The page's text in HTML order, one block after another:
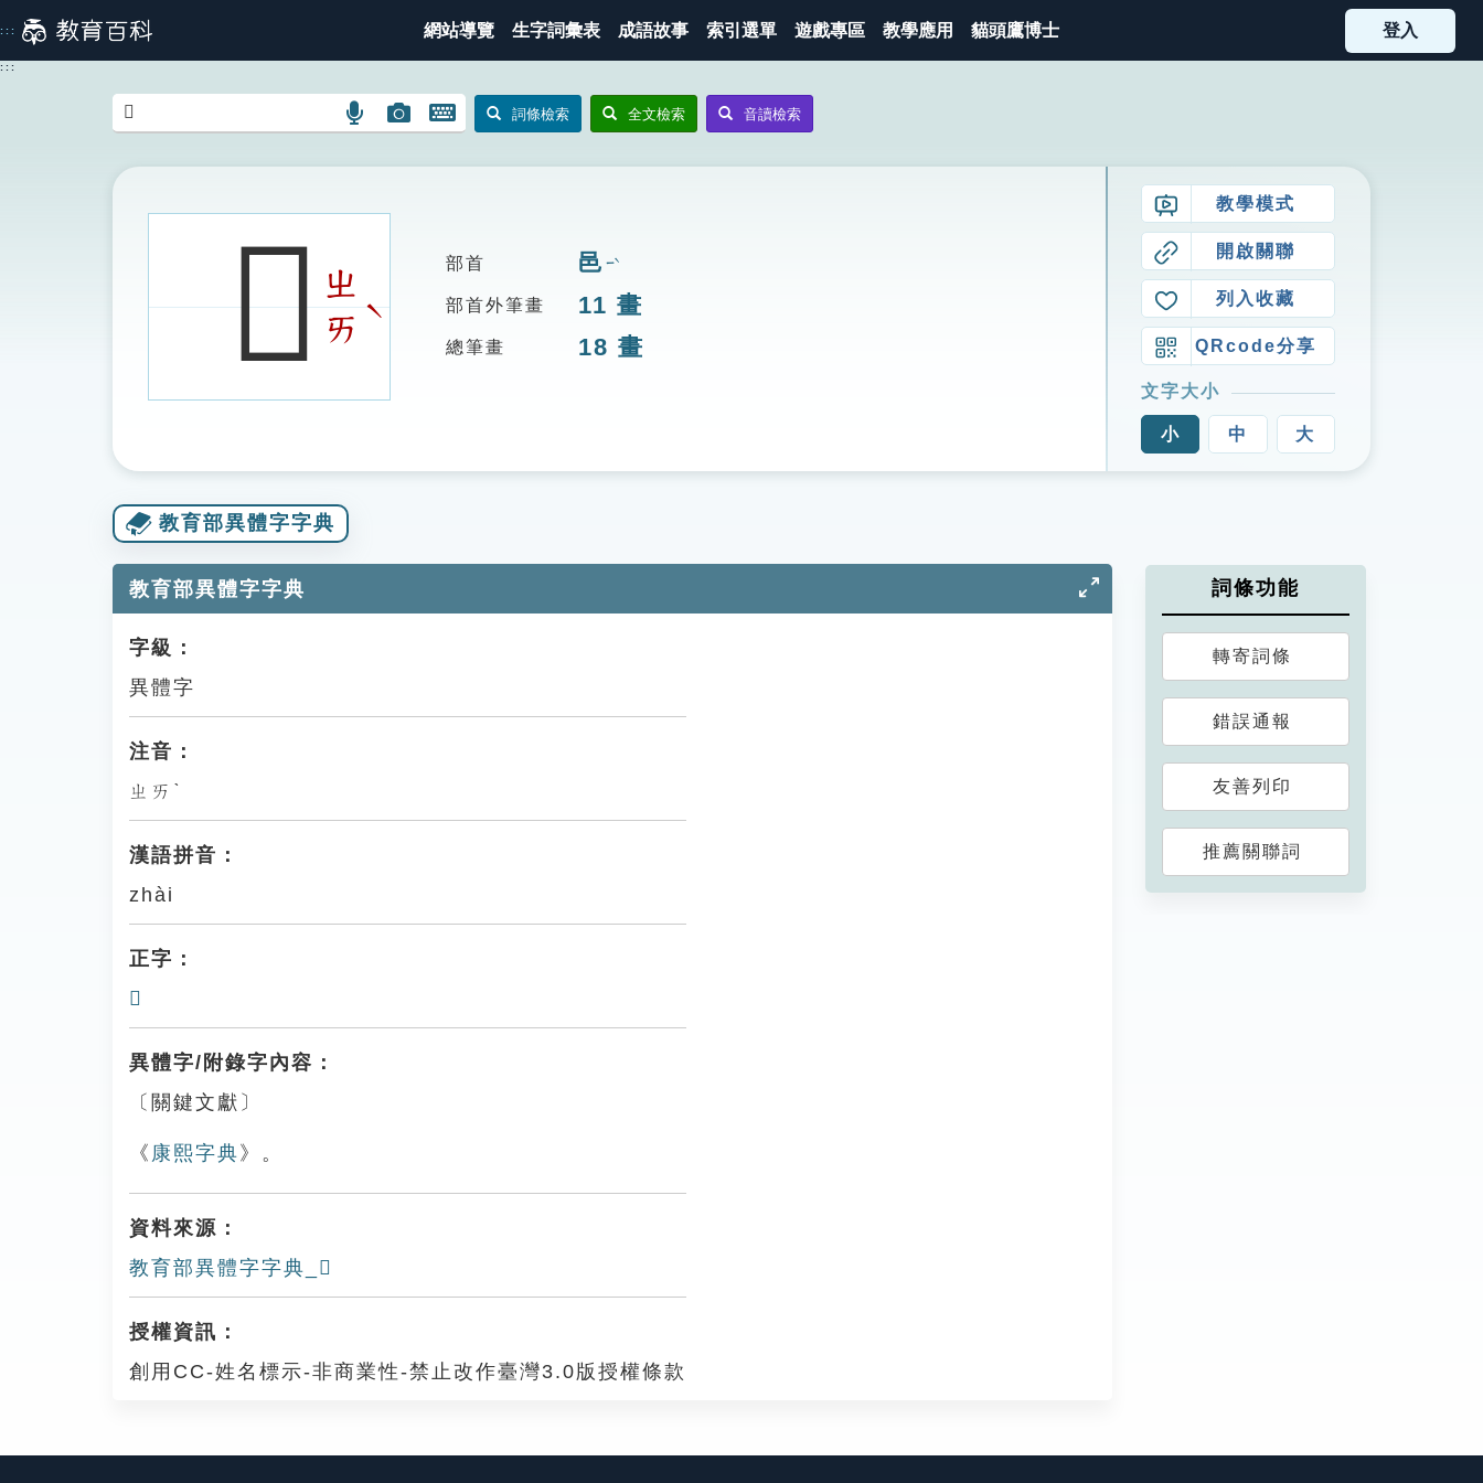
到
主
::: 網站導覽 生字詞彙表 成語故事 索引選單 遊戲專區 教學應用 貓頭鷹博士 登入
:::
語
搜
圖
圖
搜
開
鍵
詞條檢索 全文檢索 音讀檢索
𨝠ㄓ
ㄞ
ˋ
部首 邑 ㄧˋ
部首外筆畫 11 畫
總筆畫 18 畫
教學模式
開啟關聯
列入收藏
QRcode分享
文字大小
小 中 大
教育部異體字字典
教育部異體字字典
字級：
異體字
注音：
ㄓㄞˋ
漢語拼音：
zhài
正字：
𨝋
異體字/附錄字內容：
〔關鍵文獻〕
《 康熙字典 》。
資料來源：
教育部異體字字典_𨝠
授權資訊：
創用CC-姓名標示-非商業性-禁止改作臺灣3.0版授權條款
詞條功能
轉寄詞條
錯誤通報
友善列印
推薦關聯詞